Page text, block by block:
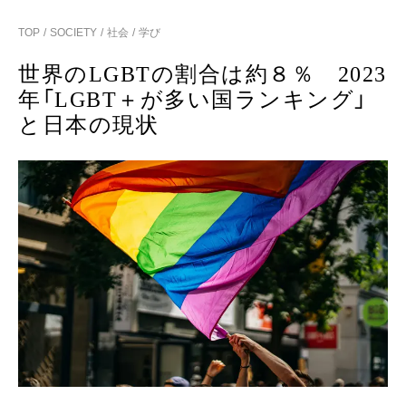
TOP SOCIETY 社会 学び
世界のLGBTの割合は約８％ 2023
年「LGBT＋が多い国ランキング」
と日本の現状